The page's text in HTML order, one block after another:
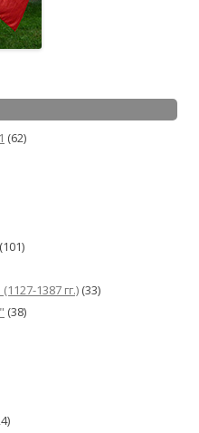
(62)
(101)
1387 гг.) (33)
(38)